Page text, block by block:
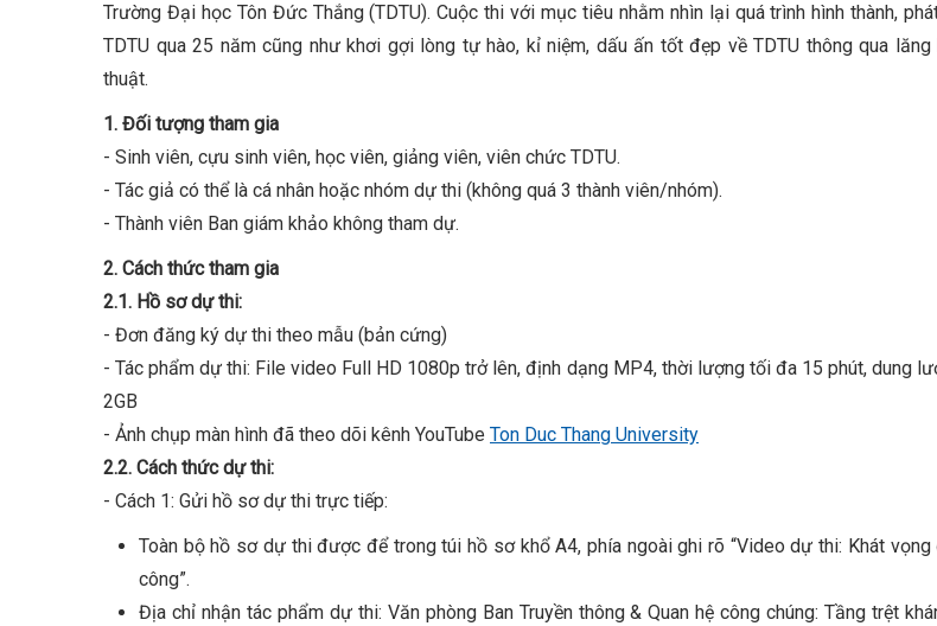
Trường Đại học Tôn Đức Thắng (TDTU). Cuộc thi với mục tiêu nhằm nhìn lại quá trình hình thành,
TDTU qua 25 năm cũng như khơi gợi lòng tự hào, kỉ niệm, dấu ấn tốt đẹp về TDTU thông qua lăng
thuật.
1. Đối tượng tham gia
- Sinh viên, cựu sinh viên, học viên, giảng viên, viên chức TDTU.
- Tác giả có thể là cá nhân hoặc nhóm dự thi (không quá 3 thành viên/nhóm).
- Thành viên Ban giám khảo không tham dự.
2. Cách thức tham gia
2.1. Hồ sơ dự thi:
- Đơn đăng ký dự thi theo mẫu (bản cứng)
- Tác phẩm dự thi: File video Full HD 1080p trở lên, định dạng MP4, thời lượng tối đa 15 phút, dung
2GB
- Ảnh chụp màn hình đã theo dõi kênh YouTube Ton Duc Thang University
2.2. Cách thức dự thi:
- Cách 1: Gửi hồ sơ dự thi trực tiếp:
Toàn bộ hồ sơ dự thi được để trong túi hồ sơ khổ A4, phía ngoài ghi rõ “Video dự thi: Khát vọng
công”.
Địa chỉ nhận tác phẩm dự thi: Văn phòng Ban Truyền thông & Quan hệ công chúng: Tầng trệt